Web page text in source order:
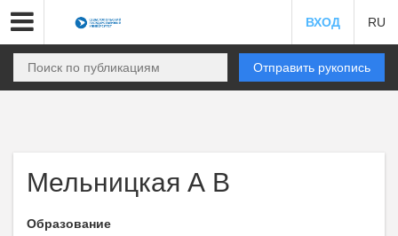
ВХОД RU
Отправить рукопись
Мельницкая А В
Образование